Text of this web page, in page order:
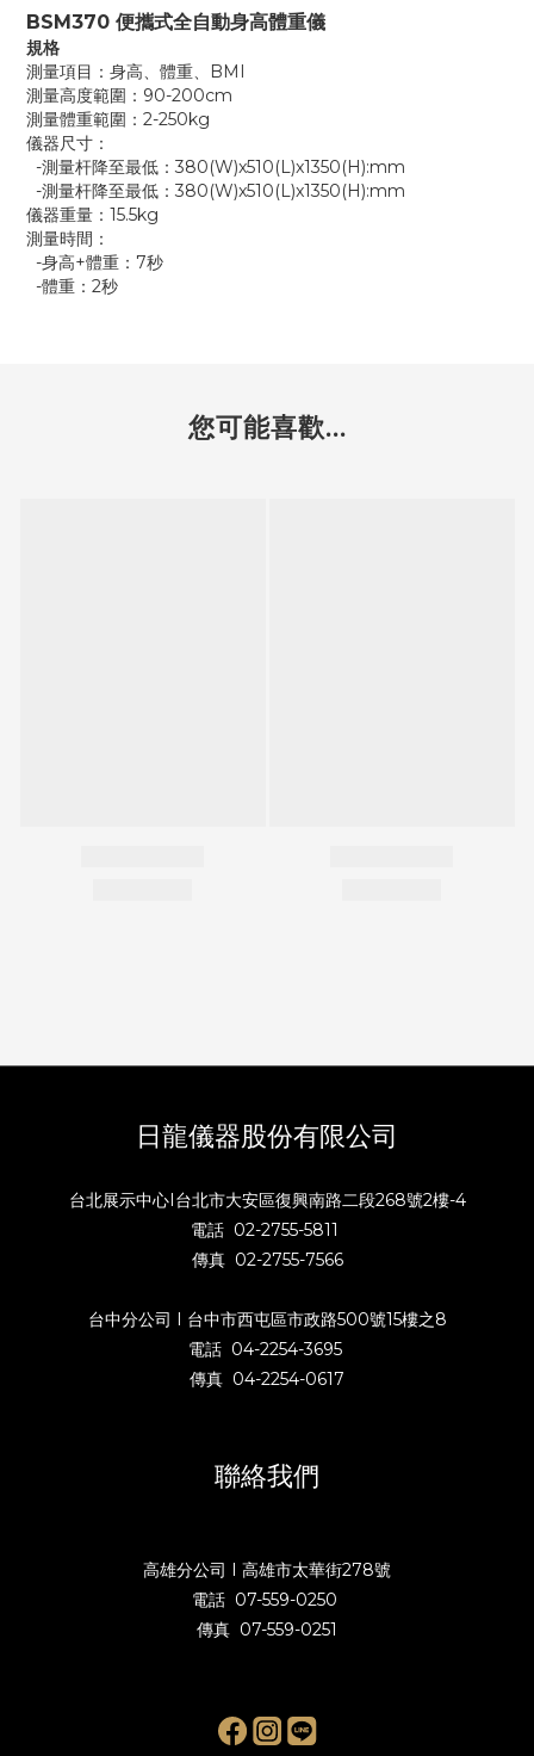
BSM370 便攜式全自動身高體重儀
規格
測量項目：身高、體重、BMI
測量高度範圍：90-200cm
測量體重範圍：2-250kg
儀器尺寸：
-測量杆降至最低：380(W)x510(L)x1350(H):mm
-測量杆降至最低：380(W)x510(L)x1350(H):mm
儀器重量：15.5kg
測量時間：
-身高+體重：7秒
-體重：2秒
您可能喜歡...
日龍儀器股份有限公司
台北展示中心I台北市大安區復興南路二段268號2樓-4
電話 02-2755-5811
傳真 02-2755-7566
台中分公司 I 台中市西屯區市政路500號15樓之8
電話 04-2254-3695
傳真 04-2254-0617
聯絡我們
高雄分公司 I 高雄市太華街278號
電話 07-559-0250
傳真 07-559-0251